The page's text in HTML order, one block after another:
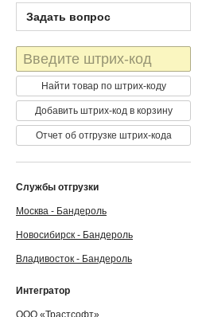
Задать вопрос
Штрих-
код
Найти товар по штрих-коду
Добавить штрих-код в корзину
Отчет об отгрузке штрих-кода
Службы отгрузки
Москва - Бандероль
Новосибирск - Бандероль
Владивосток - Бандероль
Интегратор
ООО «Трастсофт»